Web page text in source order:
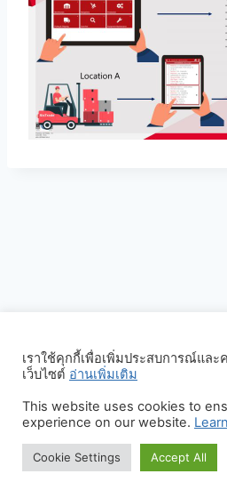
© 2026 Graphics
เราใช้คุกกี้เพื่อเพิ่มประสบการณ์และ
เว็บไซต์ อ่านเพิ่มเติม
This website uses cookies to
experience on our website.
Cookie Settings Accept All